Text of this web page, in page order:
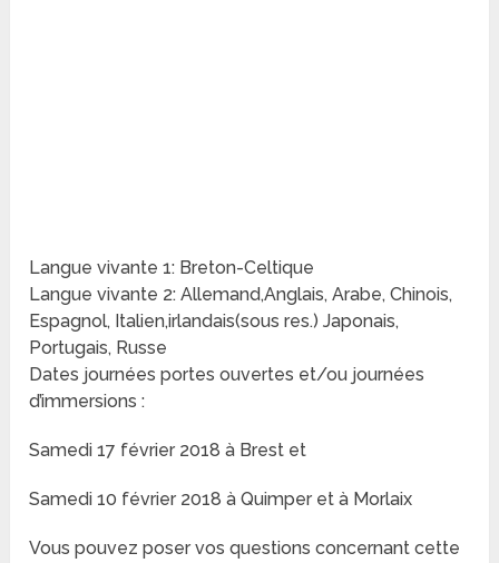
Langue vivante 1: Breton-Celtique
Langue vivante 2: Allemand,Anglais, Arabe, Chinois,
Espagnol, Italien,irlandais(sous res.) Japonais,
Portugais, Russe
Dates journées portes ouvertes et/ou journées
d’immersions :
Samedi 17 février 2018 à Brest et
Samedi 10 février 2018 à Quimper et à Morlaix
Vous pouvez poser vos questions concernant cette